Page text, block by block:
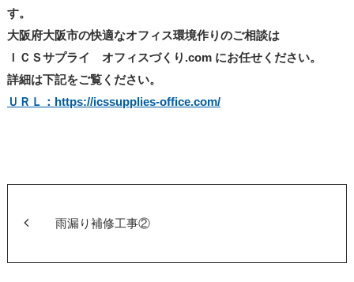
す。
大阪府大阪市の快適なオフィス環境作りのご相談は
ＩＣＳサプライ オフィスづくり.com にお任せください。
詳細は下記をご覧ください。
ＵＲＬ：https://icssupplies-office.com/
雨漏り補修工事②